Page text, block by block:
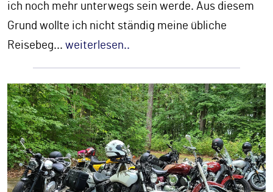
ich noch mehr unterwegs sein werde. Aus diesem
Grund wollte ich nicht ständig meine übliche
Reisebeg... weiterlesen..